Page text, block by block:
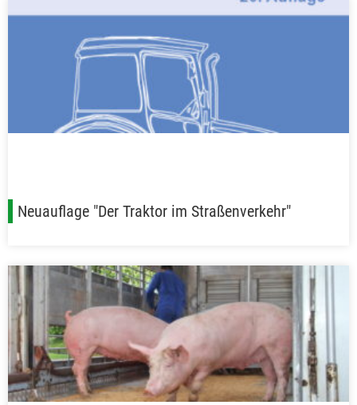
Neuauflage "Der Traktor im Straßenverkehr"